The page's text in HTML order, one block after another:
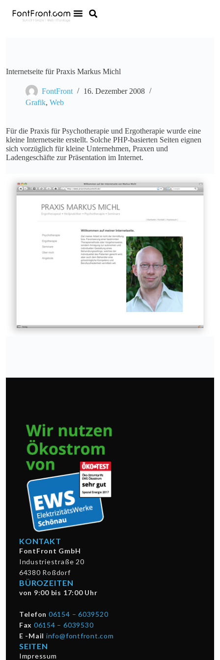
Internetseite für Praxis Markus Michl
FontFront
16. Dezember 2008
Grafik, Web
Für die Praxis für Psychotherapie und Ergotherapie wurde eine
kleine Internetseite erstellt. Solche PHP-basierten Seiten eignen
sich vorzüglich für kleine Unternehmen, Praxen und
Ladengeschäfte zur Präsentation im Internet.
KONTAKT
FontFront GmbH
Industriestraße 20
64380 Roßdorf
BÜROZEITEN
von 9:00 bis 17:00 Uhr
Telefon 06154 – 6039520
Fax 06154 – 6039530
E -Mail info@fontfront.com
SEITEN
Impressum